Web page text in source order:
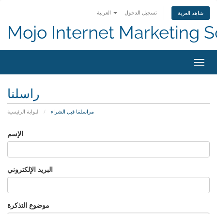
تسجيل الدخول شاهد العربة
Mojo Internet Marketing
راسلنا
البوابة الرئيسية مراسلتنا قبل الشراء
الإسم
البريد الإلكتروني
موضوع التذكرة